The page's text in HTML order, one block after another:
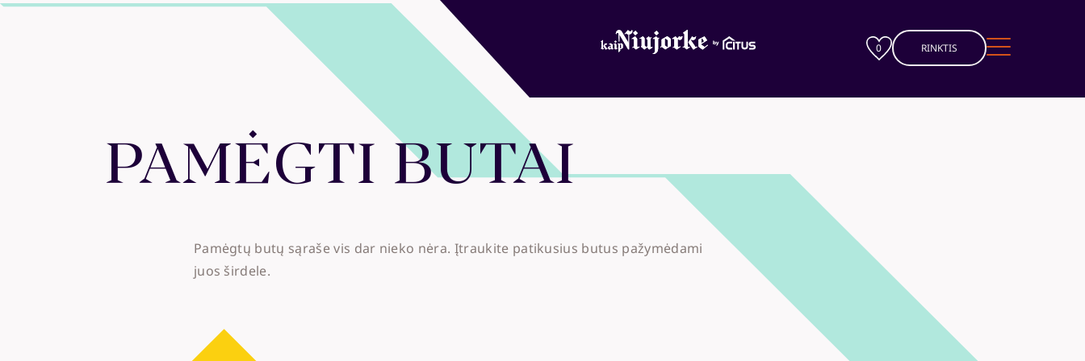
Rinktis
Apie Projektą
Privalumai
Vieta
Kūrėjai
Esamiems klientams
0 RINKTIS
PAMĖGTI BUTAI
Pamėgtų butų sąraše vis dar nieko nėra. Įtraukite patikusius butus pažymėdami
juos širdele.